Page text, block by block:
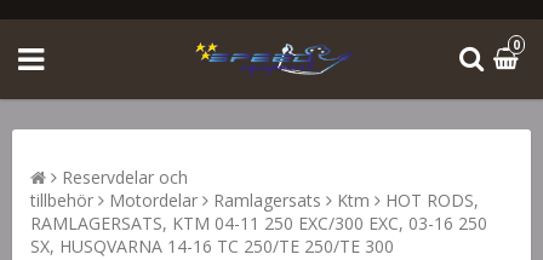
0
Reservdelar och
tillbehör
Motordelar Ramlagersats Ktm
HOT RODS,
RAMLAGERSATS, KTM 04-11 250 EXC/300 EXC, 03-16 250
SX, HUSQVARNA 14-16 TC 250/TE 250/TE 300